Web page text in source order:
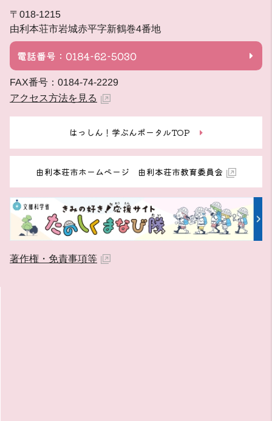
〒018-1215
由利本荘市岩城赤平字新鶴巻4番地
電話番号：0184-62-5030
FAX番号：0184-74-2229
アクセス方法を見る
はっしん！学ぶんポータルTOP
由利本荘市ホームページ 由利本荘市教育委員会
著作権・免責事項等